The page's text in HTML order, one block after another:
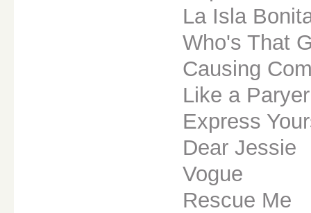
La Isla
Who's That
Causing
Like a
Express
Dear Jessie
Vogue
Rescue Me